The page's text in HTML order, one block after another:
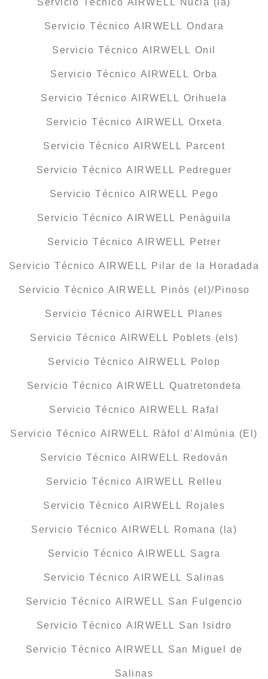
Servicio Técnico AIRWELL Ondara
Servicio Técnico AIRWELL Onil
Servicio Técnico AIRWELL Orba
Servicio Técnico AIRWELL Orihuela
Servicio Técnico AIRWELL Orxeta
Servicio Técnico AIRWELL Parcent
Servicio Técnico AIRWELL Pedreguer
Servicio Técnico AIRWELL Pego
Servicio Técnico AIRWELL Penàguila
Servicio Técnico AIRWELL Petrer
Servicio Técnico AIRWELL Pilar de la Horadada
Servicio Técnico AIRWELL Pinós (el)/Pinoso
Servicio Técnico AIRWELL Planes
Servicio Técnico AIRWELL Poblets (els)
Servicio Técnico AIRWELL Polop
Servicio Técnico AIRWELL Quatretondeta
Servicio Técnico AIRWELL Rafal
Servicio Técnico AIRWELL Ràfol d’Almúnia (El)
Servicio Técnico AIRWELL Redován
Servicio Técnico AIRWELL Relleu
Servicio Técnico AIRWELL Rojales
Servicio Técnico AIRWELL Romana (la)
Servicio Técnico AIRWELL Sagra
Servicio Técnico AIRWELL Salinas
Servicio Técnico AIRWELL San Fulgencio
Servicio Técnico AIRWELL San Isidro
Servicio Técnico AIRWELL San Miguel de
Salinas